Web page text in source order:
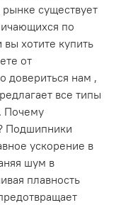
существует
по
хотите купить
от
довериться нам ,
все типы
Почему
Подшипники
ускорение в
шум в
плавность